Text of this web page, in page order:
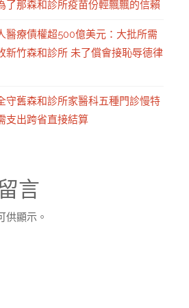
了那森和診所疫苗份輕飄飄的信賴
醫療債權超500億美元：大批所需
新竹森和診所 未了償會接恥辱德律
守舊森和診所家醫科五種門診慢特
支出跨省直接結算
言
供顯示。